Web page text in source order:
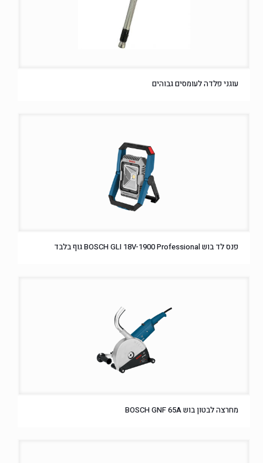
עוגני פלדה לעומסים גבוהים
פנס לד בוש BOSCH GLI 18V-1900 Professional גוף בלבד
מחרצה לבטון בוש BOSCH GNF 65A